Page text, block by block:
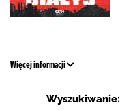
Więcej informacji
Wyszukiwanie: